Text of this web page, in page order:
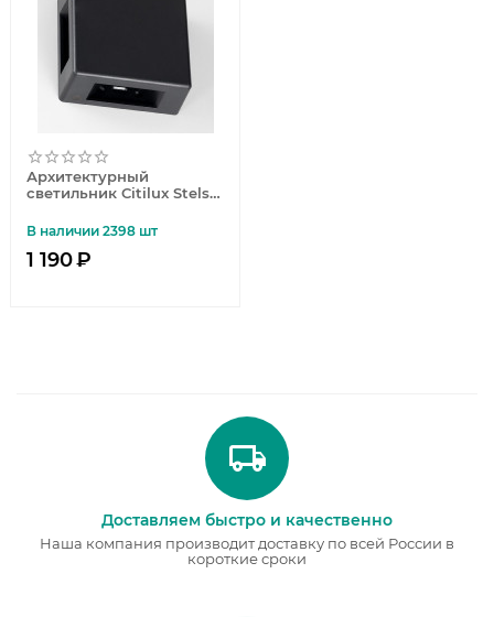
Архитектурный
светильник Citilux Stels
В наличии 2398 шт
1 190₽
Доставляем быстро и качественно
Наша компания производит доставку по всей России в
короткие сроки